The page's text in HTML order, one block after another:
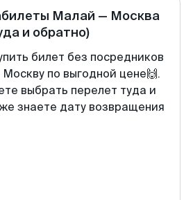
Малай — Москва
и обратно)
билет без посредников
по выгодной цене🙌.
выбрать перелет туда и
знаете дату возвращения